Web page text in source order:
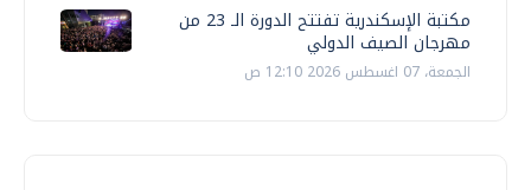
مكتبة الإسكندرية تفتتح الدورة الـ 23 من
مهرجان الصيف الدولي
الجمعة، 07 اغسطس 2026 12:10 ص